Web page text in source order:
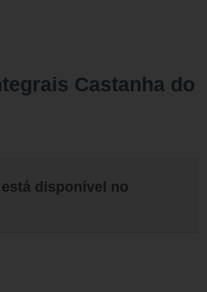
Castanha do
disponível no